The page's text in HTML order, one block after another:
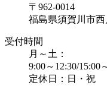
〒962-0014
福島県須賀川市西
受付時間
月～土：
9:00～12:30/15:00
定休日：日・祝